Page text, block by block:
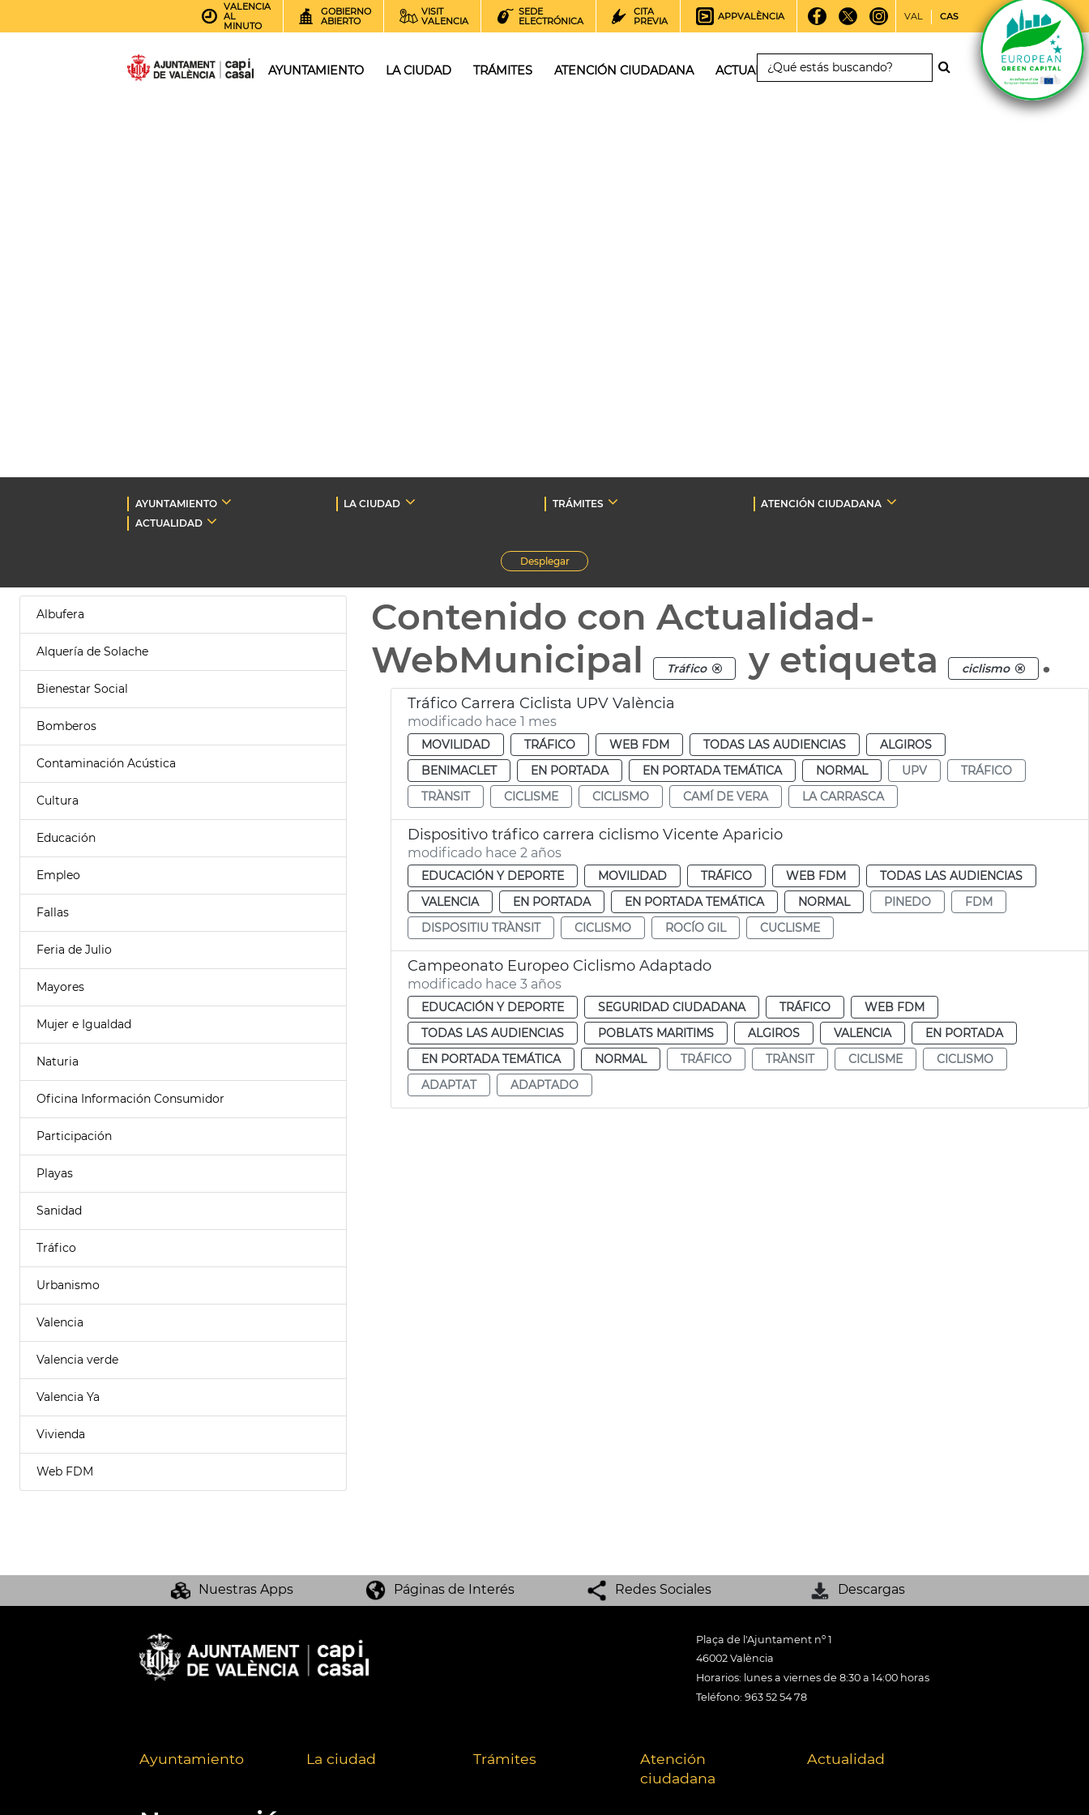
VALENCIA
AL
MINUTO
GOBIERNO
ABIERTO
VISIT
VALENCIA
SEDE
ELECTRÓNICA
CITA
PREVIA
APPVALÈNCIA VAL CAS
AYUNTAMIENTO LA CIUDAD TRÁMITES ATENCIÓN CIUDADANA ACTUALIDAD
AYUNTAMIENTO LA CIUDAD TRÁMITES
ATENCIÓN CIUDADANA
ACTUALIDAD
Desplegar
Albufera
Alquería de Solache
Bienestar Social
Bomberos
Contaminación Acústica
Cultura
Educación
Empleo
Fallas
Feria de Julio
Mayores
Mujer e Igualdad
Naturia
Oficina Información Consumidor
Participación
Playas
Sanidad
Tráfico
Urbanismo
Valencia
Valencia verde
Valencia Ya
Vivienda
Web FDM
Contenido con Actualidad-
WebMunicipal
Tráfico y etiqueta ciclismo .
Tráfico Carrera Ciclista UPV València
modificado hace 1 mes
MOVILIDAD TRÁFICO WEB FDM TODAS LAS AUDIENCIAS
ALGIROS
BENIMACLET
EN PORTADA EN PORTADA TEMÁTICA NORMAL UPV
TRÁFICO
TRÀNSIT
CICLISME CICLISMO CAMÍ DE VERA LA CARRASCA
Dispositivo tráfico carrera ciclismo Vicente Aparicio
modificado hace 2 años
EDUCACIÓN Y DEPORTE MOVILIDAD TRÁFICO WEB FDM
TODAS LAS AUDIENCIAS
VALENCIA
EN PORTADA EN PORTADA TEMÁTICA NORMAL PINEDO
FDM
DISPOSITIU TRÀNSIT
CICLISMO ROCÍO GIL CUCLISME
Campeonato Europeo Ciclismo Adaptado
modificado hace 3 años
EDUCACIÓN Y DEPORTE SEGURIDAD CIUDADANA TRÁFICO
WEB FDM
TODAS LAS AUDIENCIAS
POBLATS MARITIMS ALGIROS VALENCIA
EN PORTADA
EN PORTADA TEMÁTICA
NORMAL TRÁFICO TRÀNSIT CICLISME
CICLISMO
ADAPTAT
ADAPTADO
Nuestras Apps Páginas de Interés Redes Sociales Descargas
Plaça de l'Ajuntament nº 1
46002 València
Horarios: lunes a viernes de 8:30 a 14:00 horas
Teléfono: 963 52 54 78
Ayuntamiento La ciudad Trámites
Atención
ciudadana
Actualidad